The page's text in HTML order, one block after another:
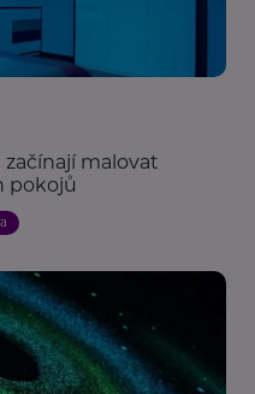
začínají malovat
pokojů